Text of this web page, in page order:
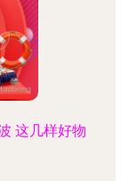
这几样好物